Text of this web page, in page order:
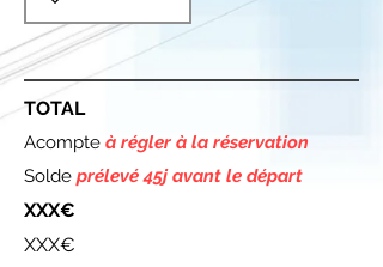
TOTAL
Acompte à régler à la réservation
Solde prélevé 45j avant le départ
XXX€
XXX€